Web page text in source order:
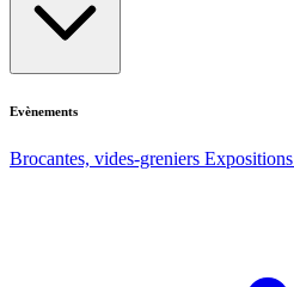
Evènements
Brocantes, vides-greniers Expositions